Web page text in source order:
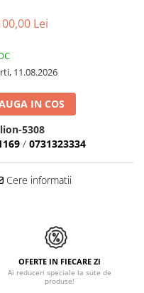
Lei
11.08.2026
IN COS
5308
/ 0731323334
Cere informatii
OFERTE IN FIECARE ZI
Ai reduceri speciale la sute de
produse!